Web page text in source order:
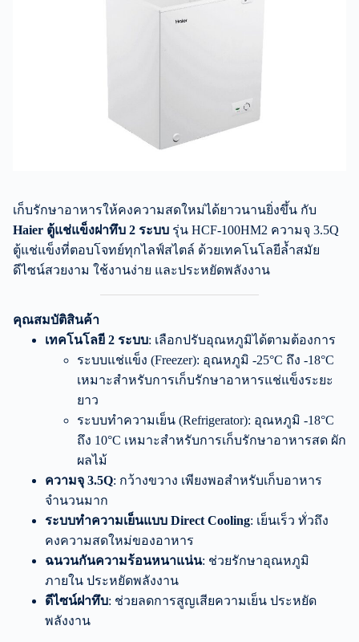
เก็บรักษาอาหารให้คงความสดใหม่ได้ยาวนานยิ่งขึ้น กับ
Haier ตู้แช่แข็งฝาทึบ 2 ระบบ รุ่น HCF-100HM2 ความจุ 3.5Q
ตู้แช่แข็งที่ตอบโจทย์ทุกไลฟ์สไตล์ ด้วยเทคโนโลยีล้ำสมัย
ดีไซน์สวยงาม ใช้งานง่าย และประหยัดพลังงาน
คุณสมบัติสินค้า
เทคโนโลยี 2 ระบบ: เลือกปรับอุณหภูมิได้ตามต้องการ
ระบบแช่แข็ง (Freezer): อุณหภูมิ -25°C ถึง -18°C
เหมาะสำหรับการเก็บรักษาอาหารแช่แข็งระยะ
ยาว
ระบบทำความเย็น (Refrigerator): อุณหภูมิ -18°C
ถึง 10°C เหมาะสำหรับการเก็บรักษาอาหารสด ผัก
ผลไม้
ความจุ 3.5Q: กว้างขวาง เพียงพอสำหรับเก็บอาหาร
จำนวนมาก
ระบบทำความเย็นแบบ Direct Cooling: เย็นเร็ว ทั่วถึง
คงความสดใหม่ของอาหาร
ฉนวนกันความร้อนหนาแน่น: ช่วยรักษาอุณหภูมิ
ภายใน ประหยัดพลังงาน
ดีไซน์ฝาทึบ: ช่วยลดการสูญเสียความเย็น ประหยัด
พลังงาน